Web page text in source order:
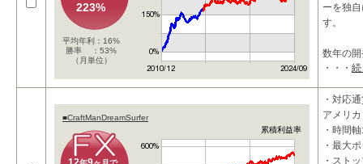
223%
平均年利：16%
勝率 ：53%
（月単位）
ーを独
す。
数年の
テムに
・・・
■CraftManDreamSurfer
累積利益率
・対応
アメリ
・時間
・最大
・スト